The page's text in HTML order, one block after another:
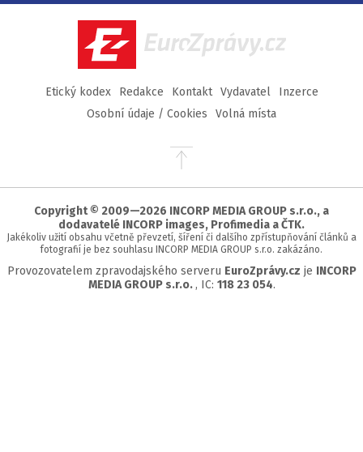
Facebook
TwitterInstagram
YouTube
EuroZprávy.cz
Etický kodex Redakce Kontakt Vydavatel
Inzerce
Osobní údaje / Cookies
Volná místa
Přejít
stránky
Copyright © 2009—2026 INCORP MEDIA GROUP s.r.o., a
dodavatelé INCORP images, Profimedia a ČTK.
Jakékoliv užití obsahu včetně převzetí, šíření či dalšího zpřístupňování článků a
fotografií je bez souhlasu INCORP MEDIA GROUP s.r.o. zakázáno.
Provozovatelem zpravodajského serveru EuroZprávy.cz je INCORP
MEDIA GROUP s.r.o. , IC: 118 23 054.